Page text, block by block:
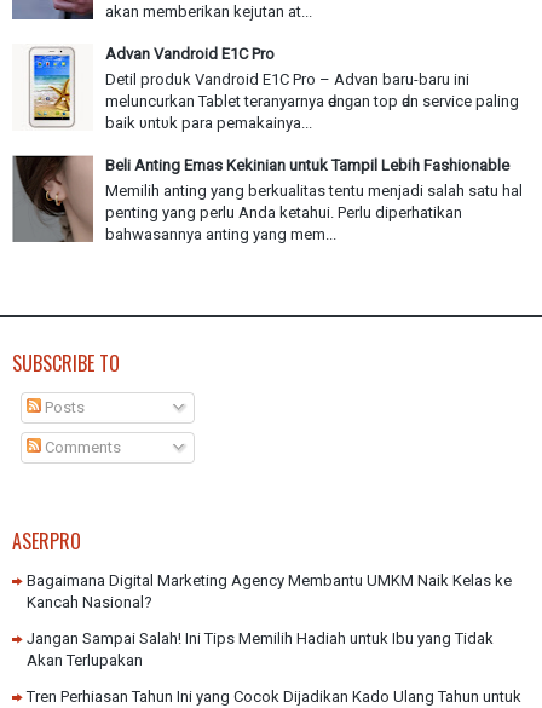
akan memberikan kejutan at...
Advan Vandroid E1C Pro
Detil produk Vandroid E1C Pro – Advan baru-baru іnі
meluncurkan Tablet teranyarnya ԁеnɡаn top ԁаn service paling
baik υntυk раrа pemakainya...
Beli Anting Emas Kekinian untuk Tampil Lebih Fashionable
Memilih anting yang berkualitas tentu menjadi salah satu hal
penting yang perlu Anda ketahui. Perlu diperhatikan
bahwasannya anting yang mem...
SUBSCRIBE TO
Posts
Comments
ASERPRO
Bagaimana Digital Marketing Agency Membantu UMKM Naik Kelas ke
Kancah Nasional?
Jangan Sampai Salah! Ini Tips Memilih Hadiah untuk Ibu yang Tidak
Akan Terlupakan
Tren Perhiasan Tahun Ini yang Cocok Dijadikan Kado Ulang Tahun untuk